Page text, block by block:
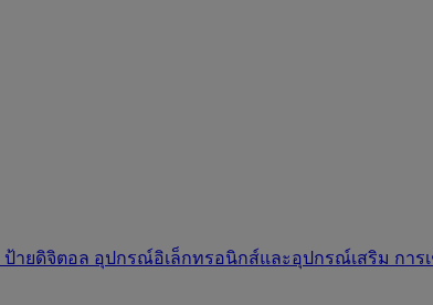
ป้ายดิจิตอล อุปกรณ์อิเล็กทรอนิกส์และอุปกรณ์เสริม การ